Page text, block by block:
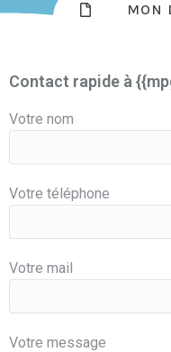
MON
Contact rapide à
Votre nom
Votre téléphone
Votre mail
Votre message